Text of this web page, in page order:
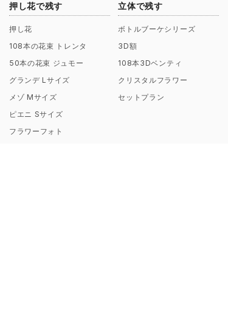
押し花で残す
押し花
108本の花束 トレンタ
50本の花束 ジュモー
グランデ Lサイズ
メゾ Mサイズ
ピエニ Sサイズ
フラワーフォト
立体で残す
ボトルブーケシリーズ
3D額
108本3Dベンティ
クリスタルフラワー
セットプラン